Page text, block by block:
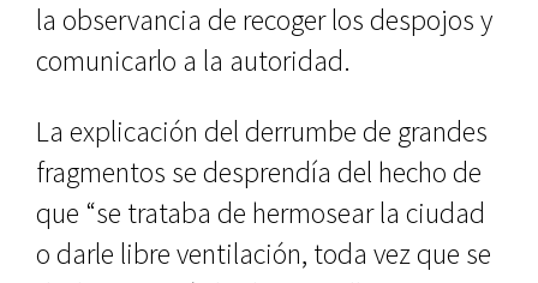
la observancia de recoger los des­pojos y
comunicarlo a la autoridad.
La explicación del derrumbe de grandes
fragmentos se desprendía del hecho de
que “se trataba de her­mosear la ciudad
o darle libre ven­tilación, toda vez que se